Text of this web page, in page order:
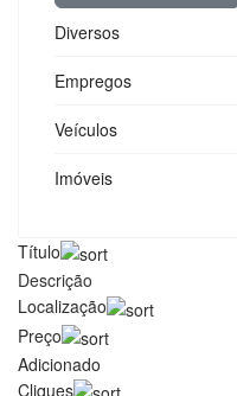
Diversos
Empregos
Veículos
Imóveis
Título
Descrição
Localização
Preço
Adicionado
Cliques